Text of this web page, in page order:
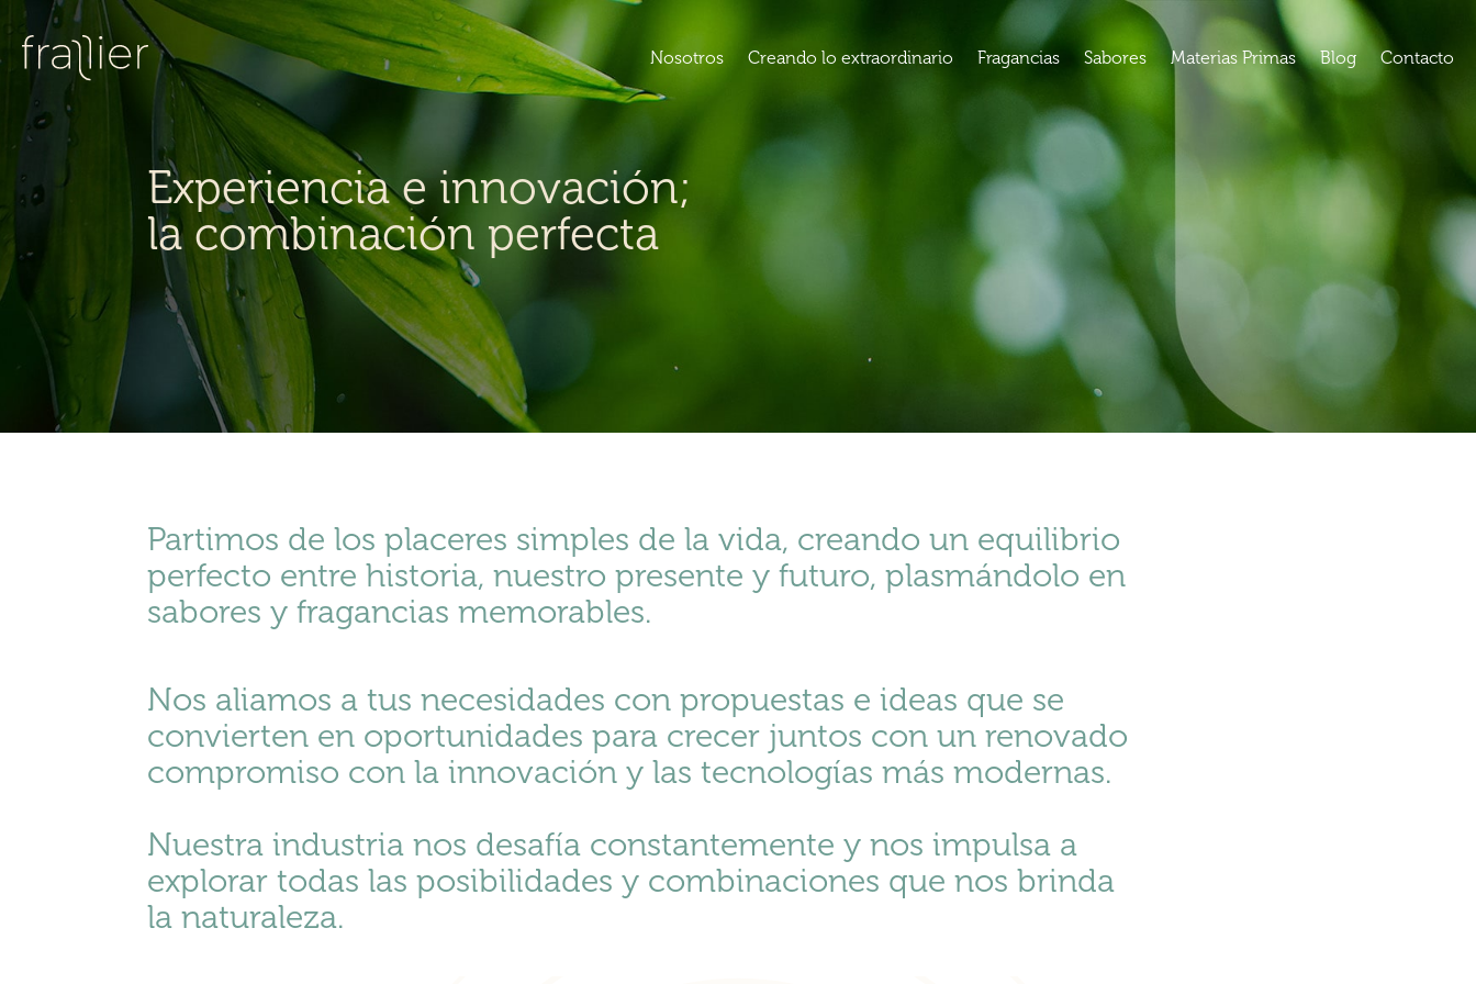
Nosotros Creando lo extraordinario Fragancias Sabores Materias Primas Blog Contacto
Experiencia e innovación;
la combinación perfecta
Partimos de los placeres simples de la vida, creando un equilibrio
perfecto entre historia, nuestro presente y futuro, plasmándolo en
sabores y fragancias memorables.
Nos aliamos a tus necesidades con propuestas e ideas que se
convierten en oportunidades para crecer juntos con un renovado
compromiso con la innovación y las tecnologías más modernas.
Nuestra industria nos desafía constantemente y nos impulsa a
explorar todas las posibilidades y combinaciones que nos brinda
la naturaleza.